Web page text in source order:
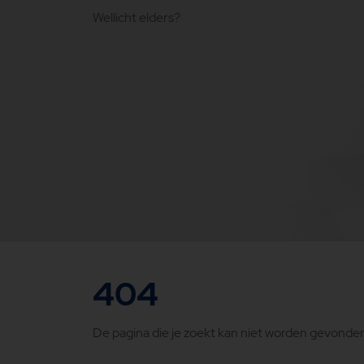
Wellicht elders?
404
De pagina die je zoekt kan niet worden